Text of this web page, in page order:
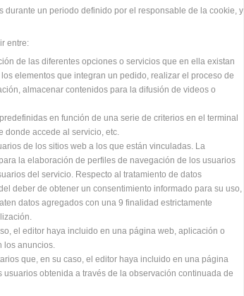
un periodo definido por el responsable de la cookie, y
entre:
de las diferentes opciones o servicios que en ella existan
elementos que integran un pedido, realizar el proceso de
almacenar contenidos para la difusión de videos o
en función de una serie de criterios en el terminal
donde accede al servicio, etc.
de los sitios web a los que están vinculadas. La
la elaboración de perfiles de navegación de los usuarios
del servicio. Respecto al tratamiento de datos
deber de obtener un consentimiento informado para su uso,
datos agregados con una 9 finalidad estrictamente
el editor haya incluido en una página web, aplicación o
los anuncios.
que, en su caso, el editor haya incluido en una página
obtenida a través de la observación continuada de